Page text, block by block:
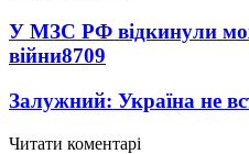
У МЗС РФ відкинули
війни8709
Залужний: Україна не
Читати коментарі